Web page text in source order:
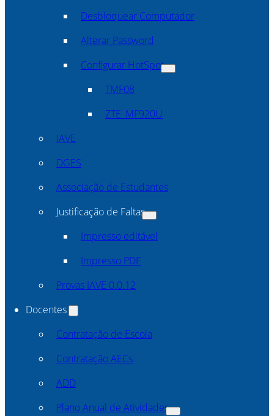
Desbloquear Computador
Alterar Password
Configurar HotSpot
TMF08
ZTE_MF920U
IAVE
DGES
Associação de Estudantes
Justificação de Faltas
Impresso editável
Impresso PDF
Provas IAVE 0.0.12
Docentes
Contratação de Escola
Contratação AECs
ADD
Plano Anual de Atividades